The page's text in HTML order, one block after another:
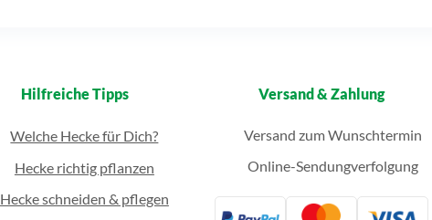
Hilfreiche Tipps
Welche Hecke für Dich?
Hecke richtig pflanzen
Hecke schneiden & pflegen
Versand & Zahlung
Versand zum Wunschtermin
Online-Sendungverfolgung